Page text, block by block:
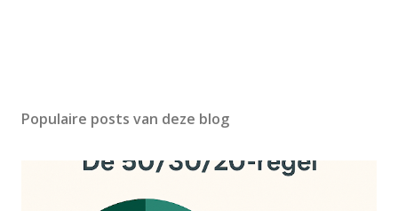
Populaire posts van deze blog